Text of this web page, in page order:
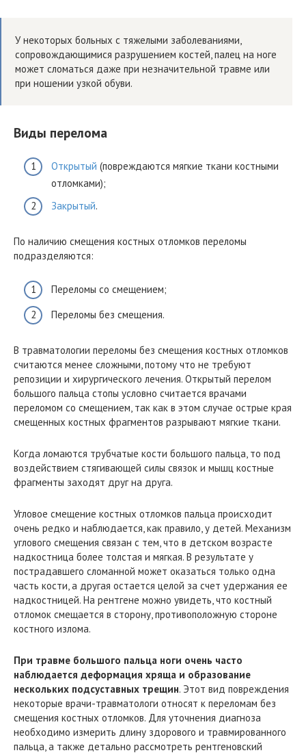
У некоторых больных с тяжелыми заболеваниями,
сопровождающимися разрушением костей, палец на ноге
может сломаться даже при незначительной травме или
при ношении узкой обуви.
Виды перелома
Открытый (повреждаются мягкие ткани костными
отломками);
Закрытый.
По наличию смещения костных отломков переломы
подразделяются:
Переломы со смещением;
Переломы без смещения.
В травматологии переломы без смещения костных отломков
считаются менее сложными, потому что не требуют
репозиции и хирургического лечения. Открытый перелом
большого пальца стопы условно считается врачами
переломом со смещением, так как в этом случае острые края
смещенных костных фрагментов разрывают мягкие ткани.
Когда ломаются трубчатые кости большого пальца, то под
воздействием стягивающей силы связок и мышц костные
фрагменты заходят друг на друга.
Угловое смещение костных отломков пальца происходит
очень редко и наблюдается, как правило, у детей. Механизм
углового смещения связан с тем, что в детском возрасте
надкостница более толстая и мягкая. В результате у
пострадавшего сломанной может оказаться только одна
часть кости, а другая остается целой за счет удержания ее
надкостницей. На рентгене можно увидеть, что костный
отломок смещается в сторону, противоположную стороне
костного излома.
При травме большого пальца ноги очень часто
наблюдается деформация хряща и образование
нескольких подсуставных трещин. Этот вид повреждения
некоторые врачи-травматологи относят к переломам без
смещения костных отломков. Для уточнения диагноза
необходимо измерить длину здорового и травмированного
пальца, а также детально рассмотреть рентгеновский